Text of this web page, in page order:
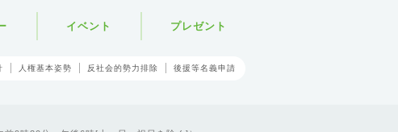
イベント プレゼント
人権基本姿勢 反社会的勢力排除 後援等名義申請